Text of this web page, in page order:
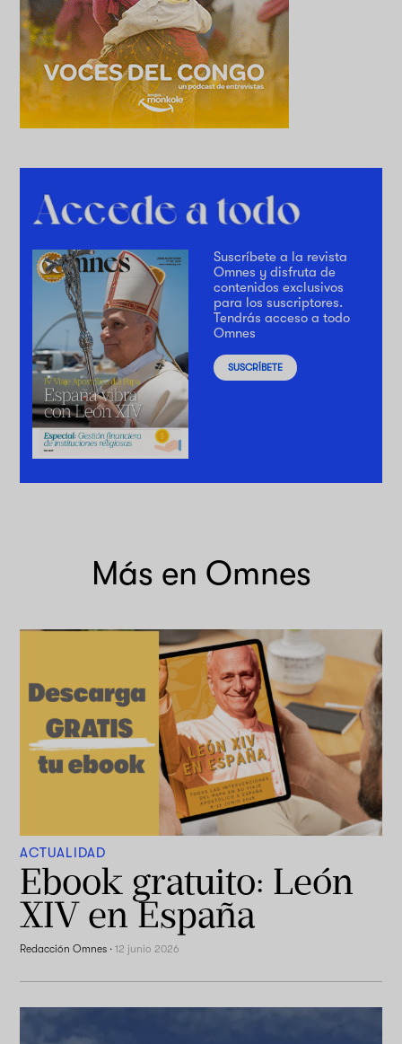
Suscríbete a la revista
Omnes y disfruta de
contenidos exclusivos
para los suscriptores.
Tendrás acceso a todo
Omnes
SUSCRÍBETE
Más en Omnes
ACTUALIDAD
Ebook gratuito: León
XIV en España
Redacción Omnes ·12 junio 2026